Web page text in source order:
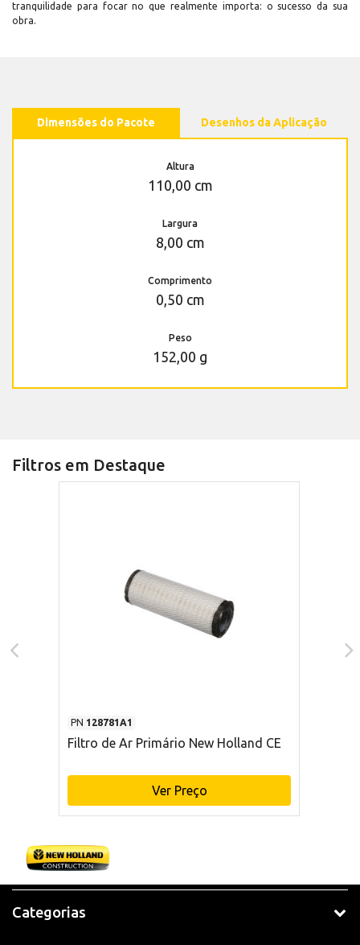
tranquilidade para focar no que realmente importa: o sucesso da sua
obra.
Dimensões do Pacote Desenhos da Aplicação
Altura
110,00 cm
Largura
8,00 cm
Comprimento
0,50 cm
Peso
152,00 g
Filtros em Destaque
PN 128781A1
Filtro de Ar Primário New Holland CE
Ver Preço
Categorias